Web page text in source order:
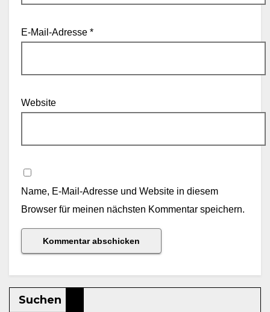
E-Mail-Adresse *
Website
Name, E-Mail-Adresse und Website in diesem
Browser für meinen nächsten Kommentar speichern.
Suchen